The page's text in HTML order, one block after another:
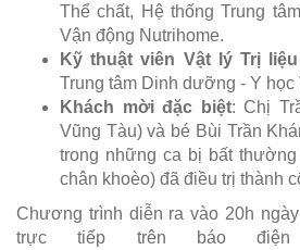
Thể chất, Hệ thống Trung
Vận động Nutrihome.
Kỹ thuật viên Vật lý Trị
Trung tâm Dinh dưỡng - Y học
Khách mời đặc biệt: Chị
Vũng Tàu) và bé Bùi Trần
trong những ca bị bất
chân khoèo) đã điều trị thành
Chương trình diễn ra vào 20h
trực tiếp trên báo